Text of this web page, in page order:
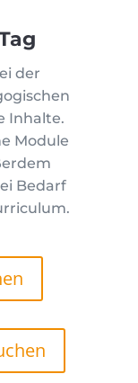
der
Inhalte.
Module
Bedarf